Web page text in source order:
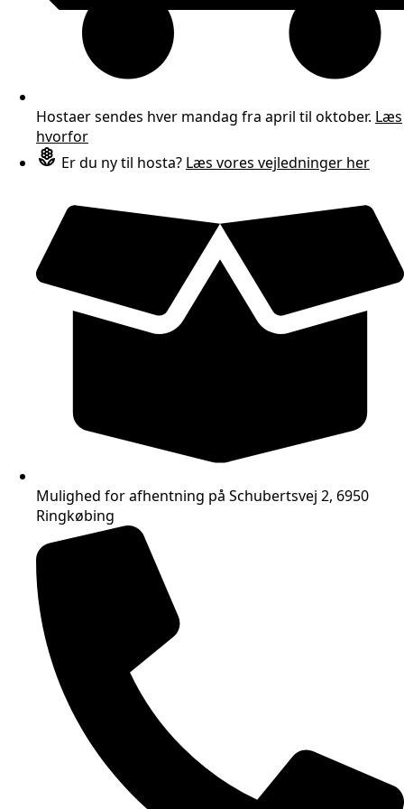
Hostaer sendes hver mandag fra april til oktober. Læs
hvorfor
Er du ny til hosta? Læs vores vejledninger her
Mulighed for afhentning på Schubertsvej 2, 6950
Ringkøbing